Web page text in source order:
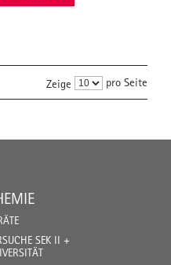
Zeige pro Seite
SEK II +